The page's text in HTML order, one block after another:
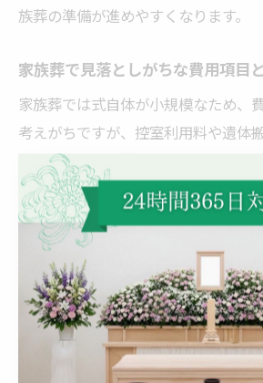
族葬の準備が進めやすくなります。
家族葬で見落としがちな費用項目
家族葬では式自体が小規模なため、
考えがちですが、控室利用料や遺体
お布施などの見落としがちな項目も
市では地域特有の習慣により、思わ
ることも。具体的には、親族控室の
的しきたりに沿った準備費用が必要
す。費用明細を事前に確認し、抜け
てることが大切です。
10人規模の家族葬に必要な葬儀費